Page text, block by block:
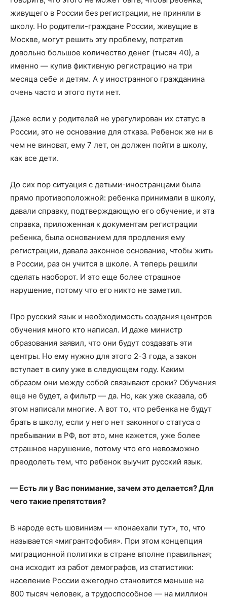
живущего в России без регистрации, не приняли в
школу. Но родители-граждане России, живущие в
Москве, могут решить эту проблему, потратив
довольно большое количество денег (тысяч 40), а
именно — купив фиктивную регистрацию на три
месяца себе и детям. А у иностранного гражданина
очень часто и этого пути нет.
Даже если у родителей не урегулирован их статус в
России, это не основание для отказа. Ребенок же ни в
чем не виноват, ему 7 лет, он должен пойти в школу,
как все дети.
До сих пор ситуация с детьми-иностранцами была
прямо противоположной: ребенка принимали в школу,
давали справку, подтверждающую его обучение, и эта
справка, приложенная к документам регистрации
ребенка, была основанием для продления ему
регистрации, давала законное основание, чтобы жить
в России, раз он учится в школе. А теперь решили
сделать наоборот. И это еще более страшное
нарушение, потому что его никто не заметил.
Про русский язык и необходимость создания центров
обучения много кто написал. И даже министр
образования заявил, что они будут создавать эти
центры. Но ему нужно для этого 2-3 года, а закон
вступает в силу уже в следующем году. Каким
образом они между собой связывают сроки? Обучения
еще не будет, а фильтр — да. Но, как уже сказала, об
этом написали многие. А вот то, что ребенка не будут
брать в школу, если у него нет законного статуса о
пребывании в РФ, вот это, мне кажется, уже более
страшное нарушение, потому что его невозможно
преодолеть тем, что ребенок выучит русский язык.
— Есть ли у Вас понимание, зачем это делается? Для
чего такие препятствия?
В народе есть шовинизм — «понаехали тут», то, что
называется «мигрантофобия». При этом концепция
миграционной политики в стране вполне правильная;
она исходит из работ демографов, из статистики:
население России ежегодно становится меньше на
800 тысяч человек, а трудоспособное — на миллион